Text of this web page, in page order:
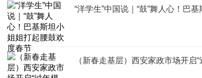
“洋学生”中国说｜“鼓”舞人心！巴
（新春走基层）西安家政市场开启